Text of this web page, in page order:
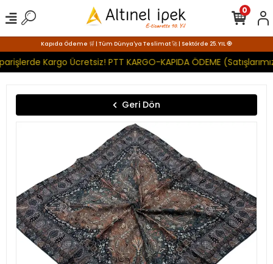
Kapıda Ödeme 🛒 | Tüm Dünya'ya Teslimat 🚀 | Sektörde 25. YIL 🧿
Kargo Ücretsiz! PTT KARGO-KAPIDA ÖDEME
0
Geri Dön